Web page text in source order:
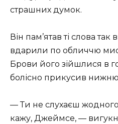
страшних думок.
Він пам’ятав ті слова
вдарили по обличчю
Брови його зійшлися в
болісно прикусив нижню
— Ти не слухаєш жодного
кажу, Джеймсе, —